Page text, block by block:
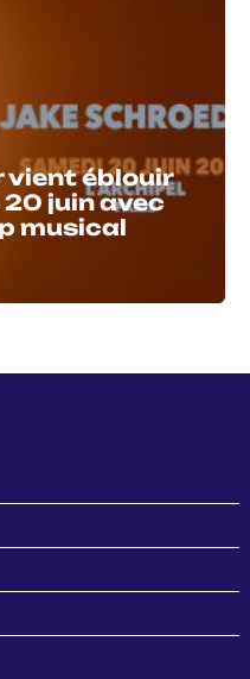
vient éblouir
20 juin avec
musical